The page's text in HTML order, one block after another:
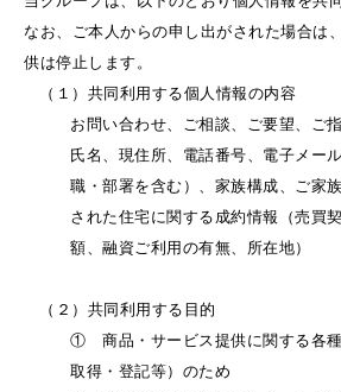
なお、ご本人からの申し出がされた場合は
供は停止します。
（１）共同利用する個人情報の内容
お問い合わせ、ご相談、ご要望、ご
氏名、現住所、電話番号、電子メー
職・部署を含む）、家族構成、ご家
された住宅に関する成約情報（売買
額、融資ご利用の有無、所在地）
（２）共同利用する目的
① 商品・サービス提供に関する各
取得・登記等）のため